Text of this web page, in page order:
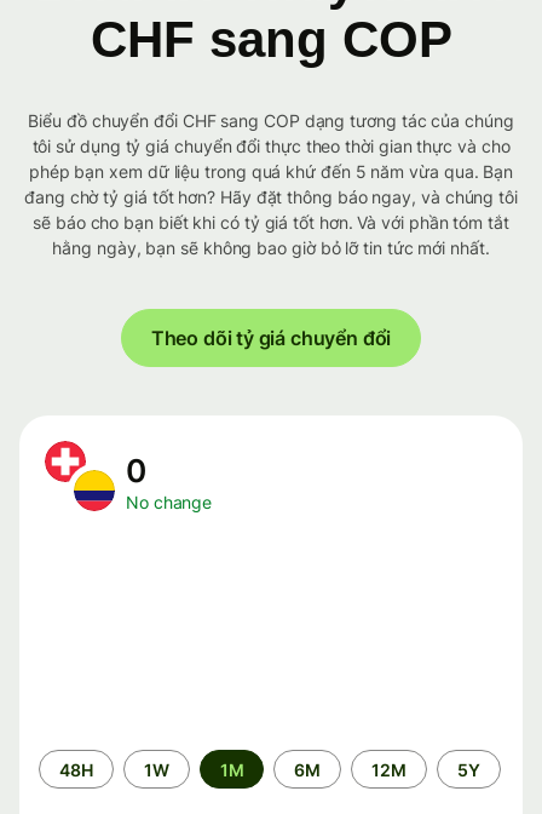
CHF sang COP
Biểu đồ chuyển đổi CHF sang COP dạng tương tác của chúng
tôi sử dụng tỷ giá chuyển đổi thực theo thời gian thực và cho
phép bạn xem dữ liệu trong quá khứ đến 5 năm vừa qua. Bạn
đang chờ tỷ giá tốt hơn? Hãy đặt thông báo ngay, và chúng tôi
sẽ báo cho bạn biết khi có tỷ giá tốt hơn. Và với phần tóm tắt
hằng ngày, bạn sẽ không bao giờ bỏ lỡ tin tức mới nhất.
Theo dõi tỷ giá chuyển đổi
0
No change
Time
period
48H 1W 1M 6M 12M 5Y